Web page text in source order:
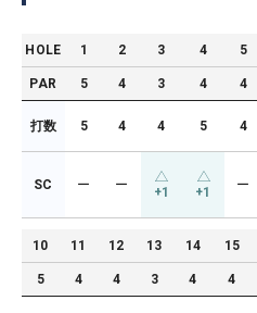
HOLE 1 2 3 4 5
PAR 5 4 3 4 4
打数 5 4 4 5 4
SC ー ー +1 +1 ー
10 11 12 13 14 15
5 4 4 3 4 4